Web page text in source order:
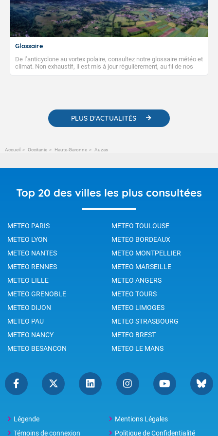
Glossaire
De l’anticyclone au vortex polaire, consultez notre glossaire météo et
climat. Non exhaustif, il est mis à jour régulièrement, au fil de nos
publications. Vous y trouverez également des liens utiles vers nos
PLUS D'ACTUALITÉS
Accueil Occitanie Haute-Garonne Auzas
Top 20 des villes les plus consultées
METEO PARIS
METEO TOULOUSE
METEO LYON
METEO BORDEAUX
METEO NANTES
METEO MONTPELLIER
METEO RENNES
METEO MARSEILLE
METEO LILLE
METEO ANGERS
METEO GRENOBLE
METEO TOURS
METEO DIJON
METEO LIMOGES
METEO PAU
METEO STRASBOURG
METEO NANCY
METEO BREST
METEO BESANCON
METEO LE MANS
Légende
Mentions Légales
Témoins de connexion
Politique de Confidentialité